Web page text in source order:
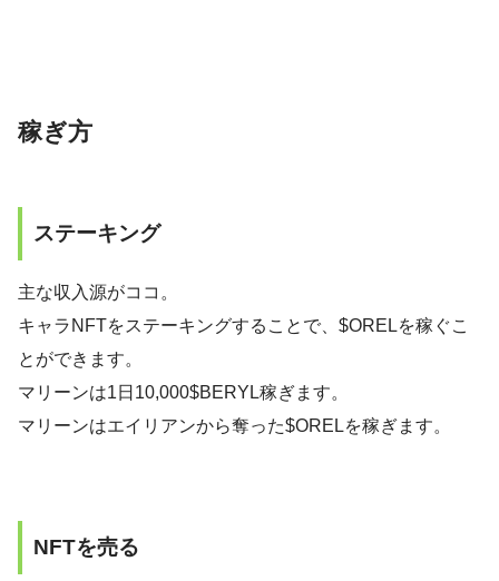
稼ぎ方
ステーキング
主な収入源がココ。
キャラNFTをステーキングすることで、$ORELを稼ぐこ
とができます。
マリーンは1日10,000$BERYL稼ぎます。
マリーンはエイリアンから奪った$ORELを稼ぎます。
NFTを売る